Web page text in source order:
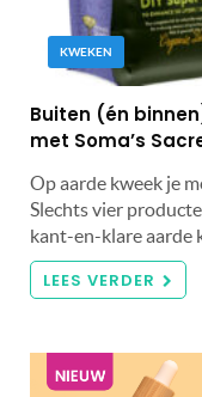
KWEKEN
Buiten (én
met Soma’s
Op aarde kweek je
Slechts vier
kant-en-klare aarde
LEES VERDER